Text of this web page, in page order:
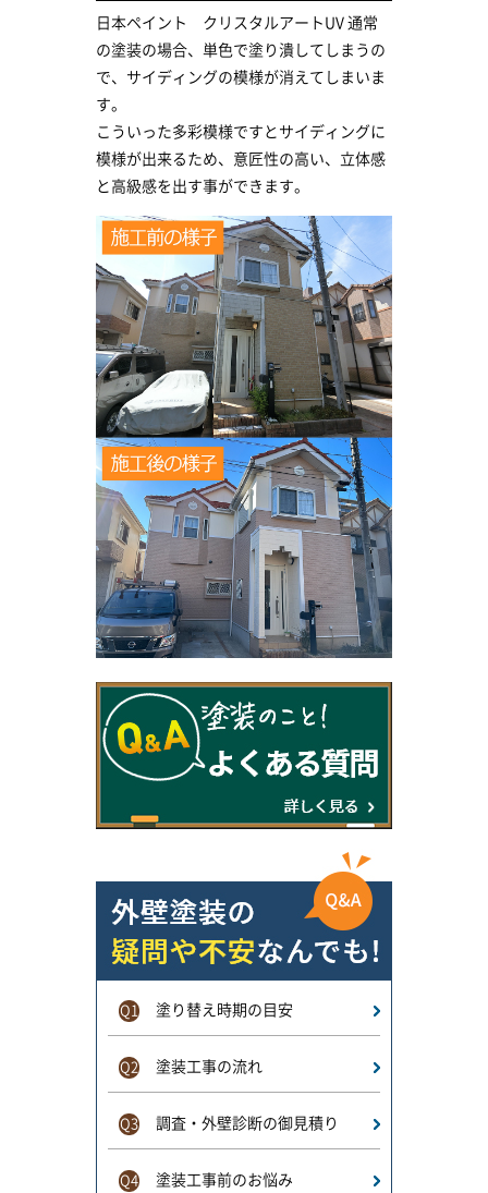
日本ペイント クリスタルアートUV 通常
の塗装の場合、単色で塗り潰してしまうの
で、サイディングの模様が消えてしまいま
す。
こういった多彩模様ですとサイディングに
模様が出来るため、意匠性の高い、立体感
と高級感を出す事ができます。
Q1 塗り替え時期の目安
Q2 塗装工事の流れ
Q3 調査・外壁診断の御見積り
Q4 塗装工事前のお悩み